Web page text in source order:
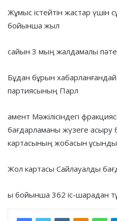
Жұмыс істейтін жастар үшін
бойынша жыл
сайын 3 мың жалдамалы
Бұдан бұрын
партиясының Парл
амент Мәжілісіндегі
бағдарламаны жүзеге асыру
картасының жобасын
Жол картасы Сайлауалды
ы бойынша 362 іс-шарадан